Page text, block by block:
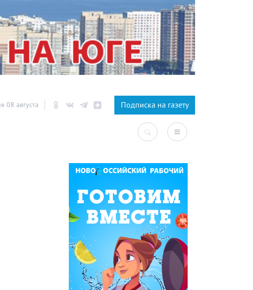
08 августа Подписка на газету